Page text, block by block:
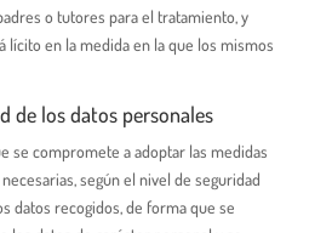
o tutores para el tratamiento, y
lícito en la medida en la que los mismos
de los datos personales
se compromete a adoptar las medidas
según el nivel de seguridad
datos recogidos, de forma que se